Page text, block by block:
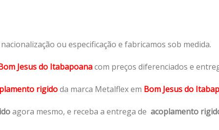
ou especificação e fabricamos sob medida.
Jesus do Itabapoanacom preços diferenciados e
rigidoda marca Metalflex em Bom Jesus do
agora mesmo, e receba a entrega de acoplamento